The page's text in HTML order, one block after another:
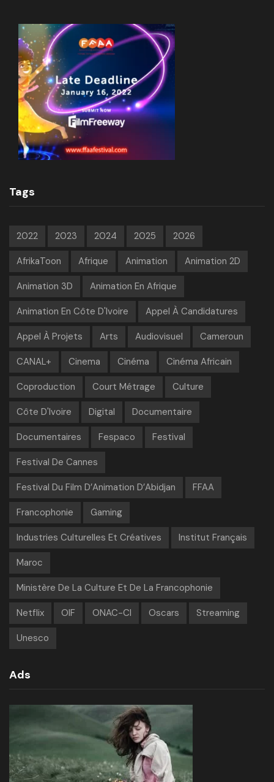
Tags
2022 2023 2024 2025 2026
AfrikaToon Afrique Animation Animation 2D
Animation 3D Animation En Afrique
Animation En Côte D'Ivoire Appel À Candidatures
Appel À Projets Arts Audiovisuel Cameroun
CANAL+ Cinema Cinéma Cinéma Africain
Coproduction Court Métrage Culture
Côte D'Ivoire Digital Documentaire
Documentaires Fespaco Festival
Festival De Cannes
Festival Du Film D’Animation D’Abidjan FFAA
Francophonie Gaming
Industries Culturelles Et Créatives Institut Français
Maroc
Ministère De La Culture Et De La Francophonie
Netflix OIF ONAC-CI Oscars Streaming
Unesco
Ads